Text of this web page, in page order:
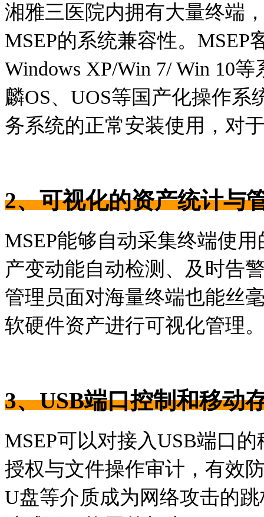
湘雅三医院内拥有大量终端
MSEP的系统兼容性。
Windows XP/Win 7/ Win 10
麟OS、UOS等国产化操作
务系统的正常安装使用，对
2、可视化的资产统计与
MSEP能够自动采集终端使
产变动能自动检测、及时告
管理员面对海量终端也能丝
软硬件资产进行可视化管理
3、USB端口控制和移动
MSEP可以对接入USB端口
授权与文件操作审计，有效
U盘等介质成为网络攻击的